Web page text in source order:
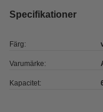
Specifikationer
Färg:
Varumärke:
Kapacitet: